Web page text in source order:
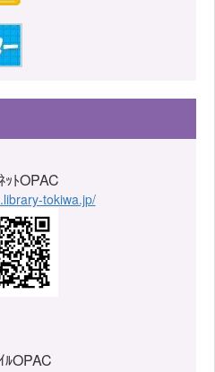
ｯﾄOPAC
tokiwa.jp/
ﾙOPAC